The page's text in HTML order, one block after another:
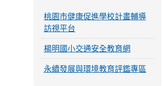
桃園市健康促進學校計畫輔導
訪視平台
楊明國小交通安全教育網
永續發展與環境教育評鑑專區